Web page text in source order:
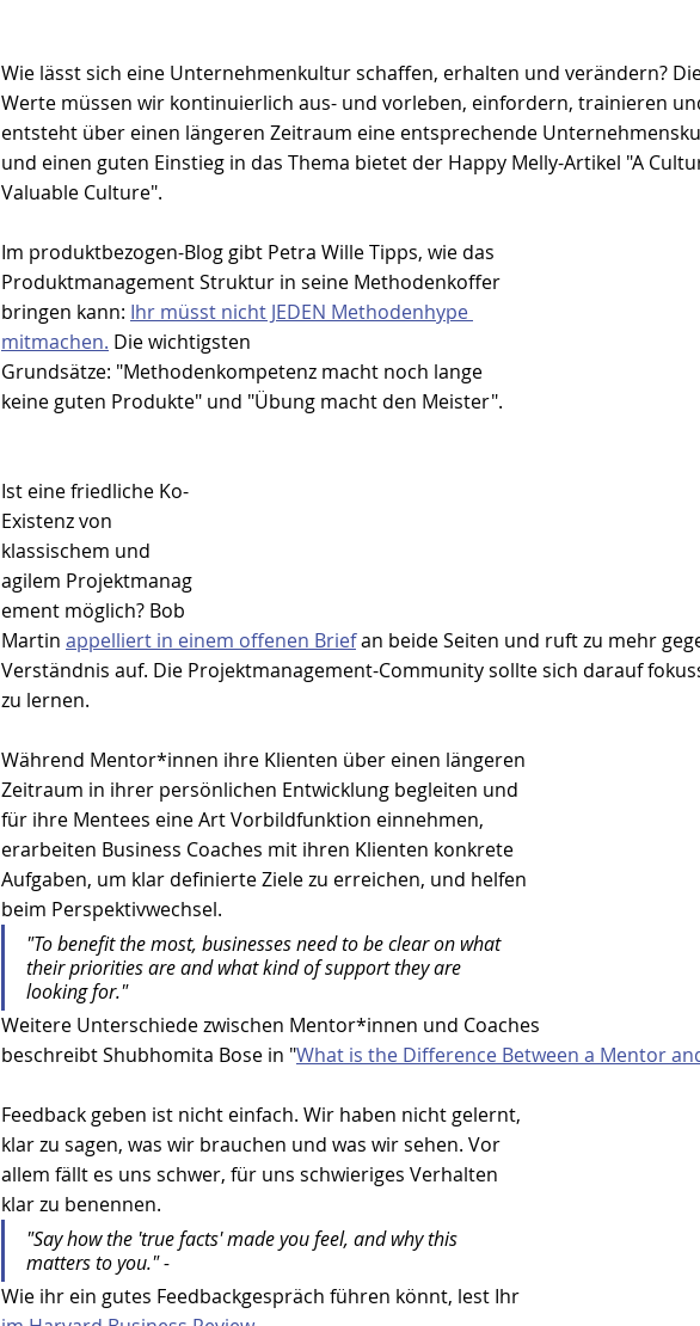
Wie lässt sich eine Unternehmenkultur schaffen, erhalten und verändern?
Werte müssen wir kontinuierlich aus- und vorleben, einfordern, trainieren
entsteht über einen längeren Zeitraum eine entsprechende
und einen guten Einstieg in das Thema bietet der Happy Melly-Artikel "A
Valuable Culture".
Im produktbezogen-Blog gibt Petra Wille Tipps, wie das
Produktmanagement Struktur in seine Methodenkoffer
bringen kann: Ihr müsst nicht JEDEN Methodenhype
mitmachen. Die wichtigsten
Grundsätze: "Methodenkompetenz macht noch lange
keine guten Produkte" und "Übung macht den Meister".
Ist eine friedliche Ko-
Existenz von
klassischem und
agilem Projektmanag
ement möglich? Bob
Martin appelliert in einem offenen Brief an beide Seiten und ruft zu mehr
Verständnis auf. Die Projektmanagement-Community sollte sich darauf
zu lernen.
Während Mentor*innen ihre Klienten über einen längeren
Zeitraum in ihrer persönlichen Entwicklung begleiten und
für ihre Mentees eine Art Vorbildfunktion einnehmen,
erarbeiten Business Coaches mit ihren Klienten konkrete
Aufgaben, um klar definierte Ziele zu erreichen, und helfen
beim Perspektivwechsel.
"To benefit the most, businesses need to be clear on what
their priorities are and what kind of support they are
looking for."
Weitere Unterschiede zwischen Mentor*innen und Coaches
beschreibt Shubhomita Bose in "What is the Difference Between a Mentor
Feedback geben ist nicht einfach. Wir haben nicht gelernt,
klar zu sagen, was wir brauchen und was wir sehen. Vor
allem fällt es uns schwer, für uns schwieriges Verhalten
klar zu benennen.
"Say how the 'true facts' made you feel, and why this
matters to you." -
Wie ihr ein gutes Feedbackgespräch führen könnt, lest Ihr